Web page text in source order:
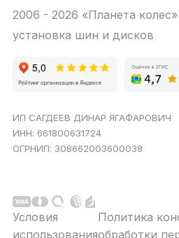
2006 - 2026 «Планета
установка шин и дисков
ИП САГДЕЕВ ДИНАР ЯГАФАРОВИЧ
ИНН: 661800631724
ОГРНИП: 308662003600038
Условия
использования
Политика
обработки